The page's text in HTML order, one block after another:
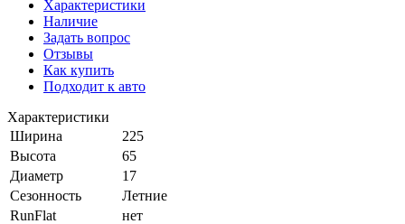
Характеристики
Наличие
Задать вопрос
Отзывы
Как купить
Подходит к авто
Характеристики
Ширина
225
Высота
65
Диаметр
17
Сезонность
Летние
RunFlat
нет